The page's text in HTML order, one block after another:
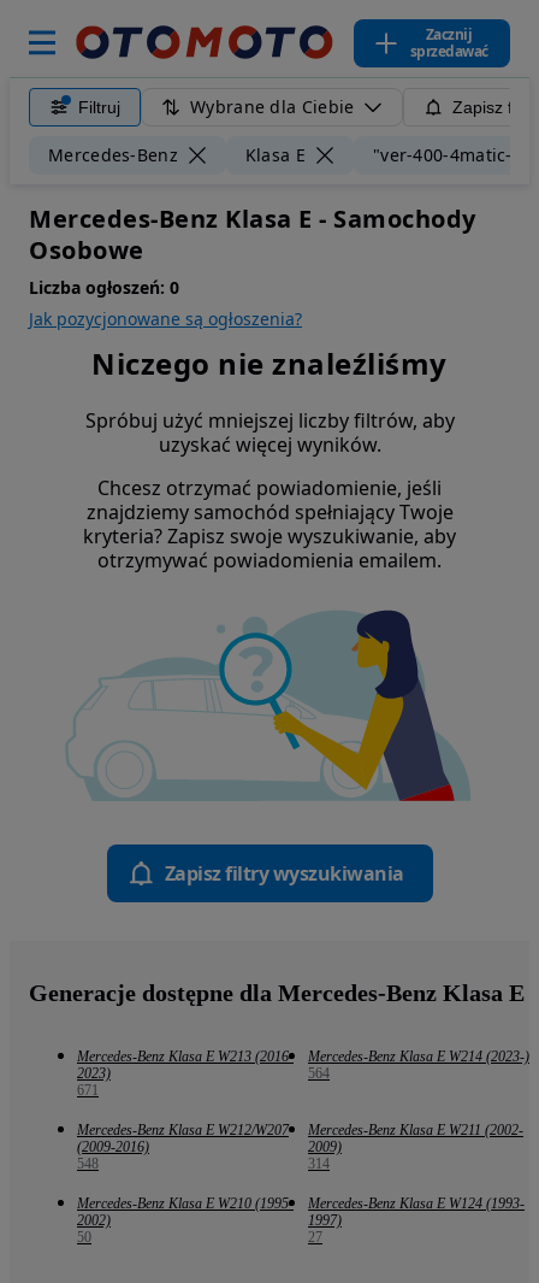
Zacznij
sprzedawać
Filtruj Wybrane dla Ciebie Zapisz
Mercedes-Benz Klasa E "ver-400-4matic-
Mercedes-Benz Klasa E - Samochody
Osobowe
Liczba ogłoszeń: 0
Jak pozycjonowane są ogłoszenia?
Niczego nie znaleźliśmy
Spróbuj użyć mniejszej liczby filtrów, aby
uzyskać więcej wyników.
Chcesz otrzymać powiadomienie, jeśli
znajdziemy samochód spełniający Twoje
kryteria? Zapisz swoje wyszukiwanie, aby
otrzymywać powiadomienia emailem.
Zapisz filtry wyszukiwania
Generacje dostępne dla Mercedes-Benz Klasa E
Mercedes-Benz Klasa E W213 (2016-
2023)
671
Mercedes-Benz Klasa E W214 (2023-)
564
Mercedes-Benz Klasa E W212/W207
(2009-2016)
548
Mercedes-Benz Klasa E W211 (2002-
2009)
314
Mercedes-Benz Klasa E W210 (1995-
2002)
50
Mercedes-Benz Klasa E W124 (1993-
1997)
27